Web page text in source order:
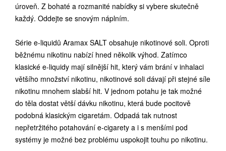
úroveň. Z bohaté a rozmanité nabídky si vybere skutečně
každý. Oddejte se snovým náplním.
Série e-liquidů Aramax SALT obsahuje nikotinové soli. Oproti
běžnému nikotinu nabízí hned několik výhod. Zatímco
klasické e-liquidy mají silnější hit, který vám brání v inhalaci
většího množství nikotinu, nikotinové soli dávají při stejné síle
nikotinu mnohem slabší hit. V jednom potahu je tak možné
do těla dostat větší dávku nikotinu, která bude pocitově
podobná klasickým cigaretám. Odpadá tak nutnost
nepřetržitého potahování e-cigarety a i s menšími pod
systémy je možné bez problému uspokojit touhu po nikotinu.